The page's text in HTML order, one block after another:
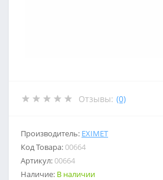
Отзывы: (0)
Производитель: EXIMET
Код Товара:00664
Артикул:00664
Наличие: В наличии